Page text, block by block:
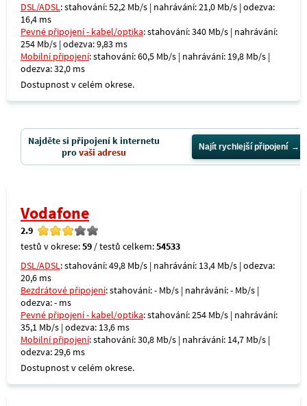
DSL/ADSL: stahování: 52,2 Mb/s | nahrávání: 21,0 Mb/s | odezva:
16,4 ms
Pevné připojení - kabel/optika: stahování: 340 Mb/s | nahrávání:
254 Mb/s | odezva: 9,83 ms
Mobilní připojení: stahování: 60,5 Mb/s | nahrávání: 19,8 Mb/s |
odezva: 32,0 ms
Dostupnost v celém okrese.
Najděte si připojení k internetu
provaši adresu Najít rychlejší připojení
Vodafone
2.9
testů v okrese:59 / testů celkem:54533
DSL/ADSL: stahování: 49,8 Mb/s | nahrávání: 13,4 Mb/s | odezva:
20,6 ms
Bezdrátové připojení: stahování: - Mb/s | nahrávání: - Mb/s |
odezva: - ms
Pevné připojení - kabel/optika: stahování: 254 Mb/s | nahrávání:
35,1 Mb/s | odezva: 13,6 ms
Mobilní připojení: stahování: 30,8 Mb/s | nahrávání: 14,7 Mb/s |
odezva: 29,6 ms
Dostupnost v celém okrese.